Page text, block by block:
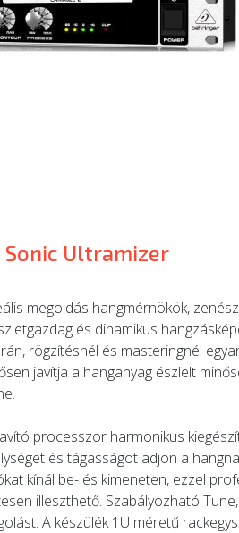
Sonic Ultramizer
megoldás hangmérnökök,
és dinamikus
rögzítésnél és masteringnél
javítja a hanganyag észlelt
processzor harmonikus
és tágasságot adjon a
kínál be- és kimeneten, ezzel
illeszthető. Szabályozható
A készülék 1U méretű